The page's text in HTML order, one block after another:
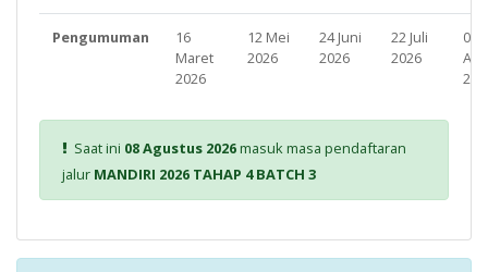
Pengumuman
16
Maret
2026
12 Mei
2026
24 Juni
2026
22 Juli
2026
08
Saat ini 08 Agustus 2026masuk masa pendaftaran
jalur MANDIRI 2026 TAHAP 4 BATCH 3